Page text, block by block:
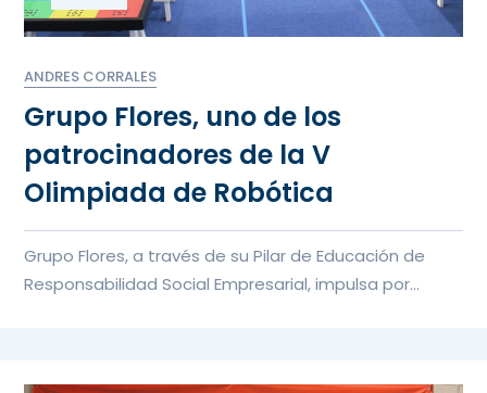
ANDRES CORRALES
Grupo Flores, uno de los
patrocinadores de la V
Olimpiada de Robótica
Grupo Flores, a través de su Pilar de Educación de
Responsabilidad Social Empresarial, impulsa por